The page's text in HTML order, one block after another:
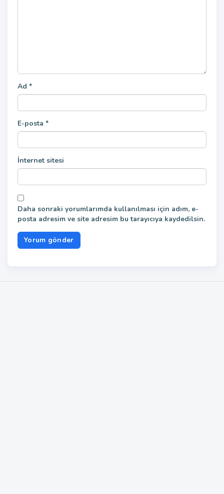
Ad *
E-posta *
İnternet sitesi
Daha sonraki yorumlarımda kullanılması için adım, e-
posta adresim ve site adresim bu tarayıcıya kaydedilsin.